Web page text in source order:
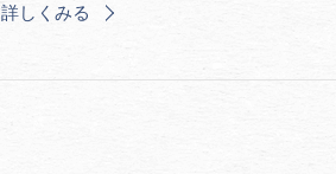
詳しくみる